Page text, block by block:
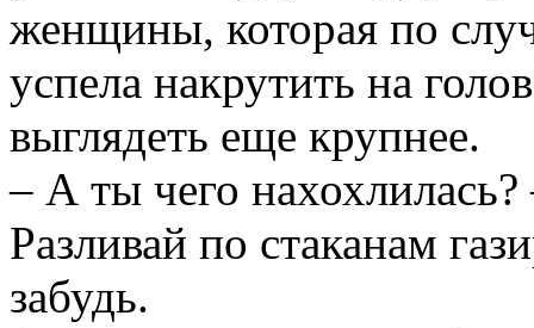
женщины, которая по
успела накрутить на
выглядеть еще крупнее.
– А ты чего
Разливай по стаканам
забудь.